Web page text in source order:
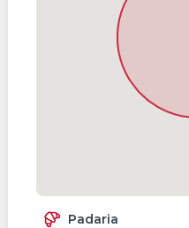
Padaria